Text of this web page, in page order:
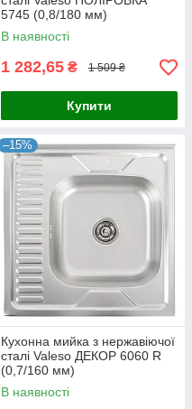
5745 (0,8/180 мм)
В наявності
1 282,65 ₴ 1 509 ₴
Купити
–15%
Кухонна мийка з нержавіючої
сталі Valeso ДЕКОР 6060 R
(0,7/160 мм)
В наявності